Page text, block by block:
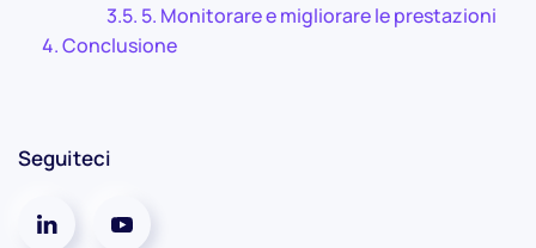
5. Monitorare e migliorare le prestazioni
Conclusione
Seguiteci